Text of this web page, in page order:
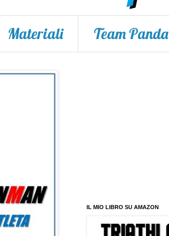
Materiali Team Panda
IL MIO LIBRO SU AMAZON